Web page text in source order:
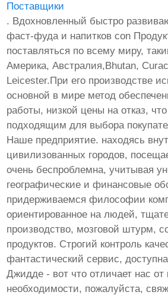
Поставщики
. Вдохновленный быстро
фаст-фуда и напитков con
поставляться по всему миру,
Америка, Австралия,Bhutan,
Leicester.При его производстве
основной в мире метод
работы, низкой цены на отказ, что
подходящим для выбора
Наше предприятие. находясь
цивилизованных городов,
очень беспроблемна, учитывая
географические и финансовые
придерживаемся философии
ориентированное на людей,
производство, мозговой штурм,
продуктов. Строгий контроль
фантастический сервис,
Джидде - вот что отличает нас от
необходимости, пожалуйста,